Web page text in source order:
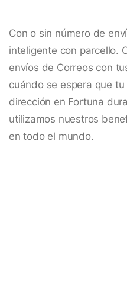
Con o sin número de
inteligente con parcello.
envíos de Correos con
cuándo se espera que
dirección en Fortuna
utilizamos nuestros
en todo el mundo.